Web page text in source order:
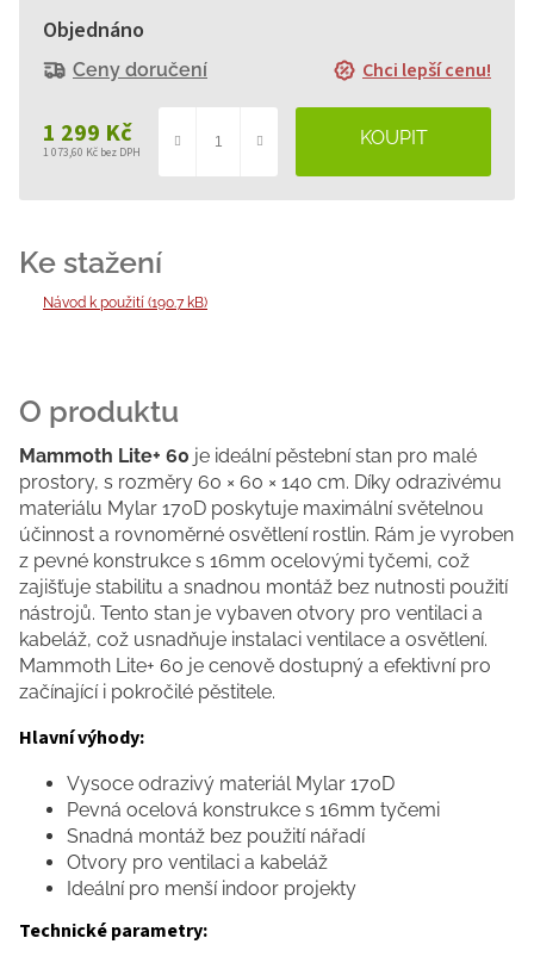
1 299 Kč
1 073,60 Kč bez DPH
cena:
Objednáno
Ceny doručení Chci lepší cenu!
Návod k použití (190.7 kB)
Mammoth Lite+ 60 je ideální pěstební stan pro malé
prostory, s rozměry 60 × 60 × 140 cm. Díky odrazivému
materiálu Mylar 170D poskytuje maximální světelnou
účinnost a rovnoměrné osvětlení rostlin. Rám je vyroben
z pevné konstrukce s 16mm ocelovými tyčemi, což
zajišťuje stabilitu a snadnou montáž bez nutnosti použití
nástrojů. Tento stan je vybaven otvory pro ventilaci a
kabeláž, což usnadňuje instalaci ventilace a osvětlení.
Mammoth Lite+ 60 je cenově dostupný a efektivní pro
začínající i pokročilé pěstitele.
Hlavní výhody:
Vysoce odrazivý materiál Mylar 170D
Pevná ocelová konstrukce s 16mm tyčemi
Snadná montáž bez použití nářadí
Otvory pro ventilaci a kabeláž
Ideální pro menší indoor projekty
Technické parametry: